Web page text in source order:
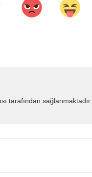
tarafından sağlanmaktadır.